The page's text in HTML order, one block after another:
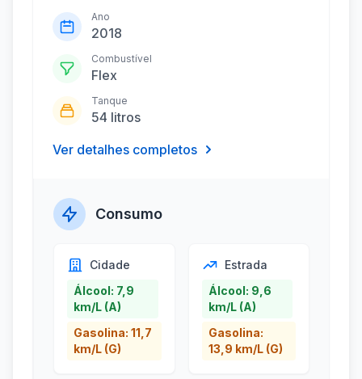
Ano
2018
Combustível
Flex
Tanque
54 litros
Ver detalhes completos
Consumo
Cidade
Álcool: 7,9
km/L (A)
Gasolina: 11,7
km/L (G)
Estrada
Álcool: 9,6
km/L (A)
Gasolina:
13,9 km/L (G)